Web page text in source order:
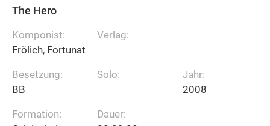
The Hero
Komponist:
Frölich, Fortunat
Besetzung:
BB
Formation:
Verlag:
Solo:
Dauer:
Jahr:
2008